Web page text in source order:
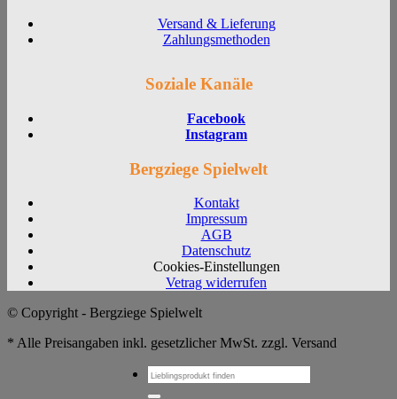
Versand & Lieferung
Zahlungsmethoden
Soziale Kanäle
Facebook
Instagram
Bergziege Spielwelt
Kontakt
Impressum
AGB
Datenschutz
Cookies-Einstellungen
Vetrag widerrufen
© Copyright - Bergziege Spielwelt
* Alle Preisangaben inkl. gesetzlicher MwSt. zzgl. Versand
Suchen
nach: